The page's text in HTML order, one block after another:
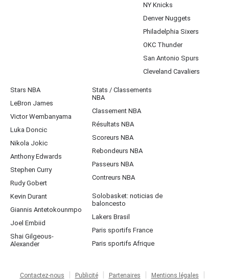
NY Knicks
Denver Nuggets
Philadelphia Sixers
OKC Thunder
San Antonio Spurs
Cleveland Cavaliers
Stars NBA
LeBron James
Victor Wembanyama
Luka Doncic
Nikola Jokic
Anthony Edwards
Stephen Curry
Rudy Gobert
Kevin Durant
Giannis Antetokounmpo
Joel Embiid
Shai Gilgeous-
Alexander
Stats / Classements
NBA
Classement NBA
Résultats NBA
Scoreurs NBA
Rebondeurs NBA
Passeurs NBA
Contreurs NBA
Solobasket: noticias de
baloncesto
Lakers Brasil
Paris sportifs France
Paris sportifs Afrique
Contactez-nous Publicité Partenaires Mentions légales